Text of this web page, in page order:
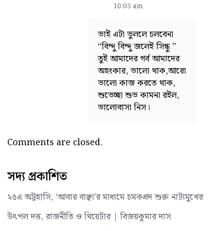
10:05 am
ভাই এটা ভুললে চলবেনা
“বিন্দু বিন্দু জলেই সিন্ধু ”
তুই আমাদের গর্ব আমাদের
অহংকার, ভালো থাক,আরো
ভালো কাজ করতে থাক,
শুভেচ্ছা শুভ কামনা রইল,
ভালোবাসা নিস।
Comments are closed.
সদ্য প্রকাশিত
২৫এ অট্টহাসি, ‘আবার বাঞ্ছা’র মাধ্যমে চমকপ্রদ শুরু নাট্যমুখের
উৎপল দত্ত, রাজনীতি ও থিয়েটার | বিজয়কুমার দাস